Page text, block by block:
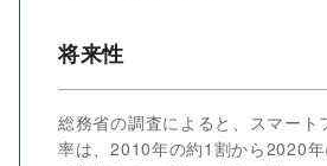
将来性
総務省の調査によると、スマート
率は、2010年の約1割から2020